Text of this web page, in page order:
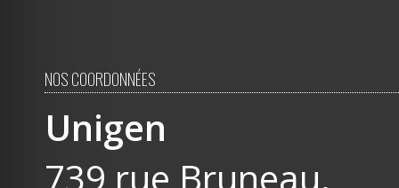
NOS COORDONNÉES
Unigen
739 rue Bruneau,